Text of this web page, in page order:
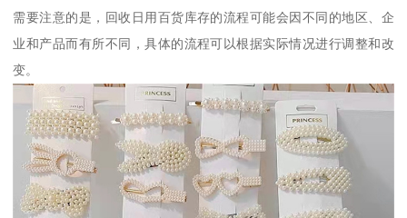
需要注意的是，回收日用百货库存的流程可能会因不同的地区、企
业和产品而有所不同，具体的流程可以根据实际情况进行调整和改
变。